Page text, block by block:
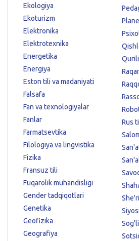
Ekologiya
Ekoturizm
Elektronika
Elektrotexnika
Energetika
Energiya
Eston tili va madaniyati
Falsafa
Fan va texnologiyalar
Fanlar
Farmatsevtika
Filologiya va lingvistika
Fizika
Fransuz tili
Fuqarolik muhandisligi
Gender tadqiqotlari
Genetika
Geofizika
Geografiya
Rus